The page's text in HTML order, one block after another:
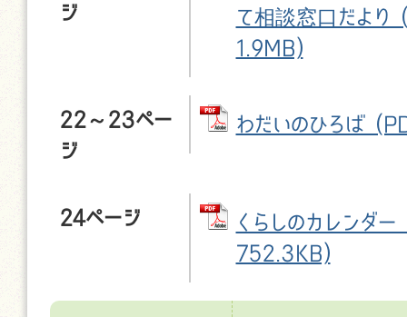
ジ
て相談窓口だより
1.9MB)
22～23ペー
ジ
わだいのひろば
24ページ
くらしのカレンダ
752.3KB)